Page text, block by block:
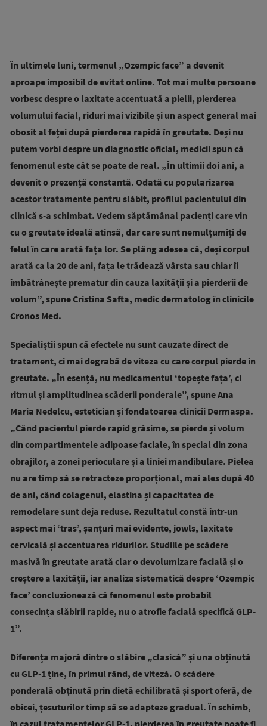
În ultimele luni, termenul „Ozempic face” a devenit
aproape imposibil de evitat online. Tot mai multe persoane
vorbesc despre o laxitate accentuată a pielii, pierderea
volumului facial, riduri mai vizibile și un aspect general mai
obosit al feței după pierderea rapidă în greutate. Deși nu
putem vorbi despre un diagnostic oficial, medicii spun că
fenomenul este cât se poate de real. „În ultimii doi ani, a
devenit o prezență constantă. Odată cu popularizarea
acestor tratamente pentru slăbit, profilul pacientului din
clinică s-a schimbat. Vedem săptămânal pacienți care vin
cu o greutate ideală atinsă, dar care sunt nemulțumiți de
felul în care arată fața lor. Se plâng adesea că, deși corpul
arată ca la 20 de ani, fața le trădează vârsta sau chiar îi
îmbătrânește prematur din cauza laxității și a pierderii de
volum”, spune Cristina Safta, medic dermatolog în clinicile
Cronos Med.
Specialiștii spun că efectele nu sunt cauzate direct de
tratament, ci mai degrabă de viteza cu care corpul pierde în
greutate. „În esență, nu medicamentul ‘topește fața’, ci
ritmul și amplitudinea scăderii ponderale”, spune Ana
Maria Nedelcu, estetician și fondatoarea clinicii Dermaspa.
„Când pacientul pierde rapid grăsime, se pierde și volum
din compartimentele adipoase faciale, în special din zona
obrajilor, a zonei perioculare și a liniei mandibulare. Pielea
nu are timp să se retracteze proporțional, mai ales după 40
de ani, când colagenul, elastina și capacitatea de
remodelare sunt deja reduse. Rezultatul constă într-un
aspect mai ‘tras’, șanțuri mai evidente, jowls, laxitate
cervicală și accentuarea ridurilor. Studiile pe scădere
masivă în greutate arată clar o devolumizare facială și o
creștere a laxității, iar analiza sistematică despre ‘Ozempic
face’ concluzionează că fenomenul este probabil
consecința slăbirii rapide, nu o atrofie facială specifică GLP-
1”.
Diferența majoră dintre o slăbire „clasică” și una obținută
cu GLP-1 ține, în primul rând, de viteză. O scădere
ponderală obținută prin dietă echilibrată și sport oferă, de
obicei, țesuturilor timp să se adapteze gradual. În schimb,